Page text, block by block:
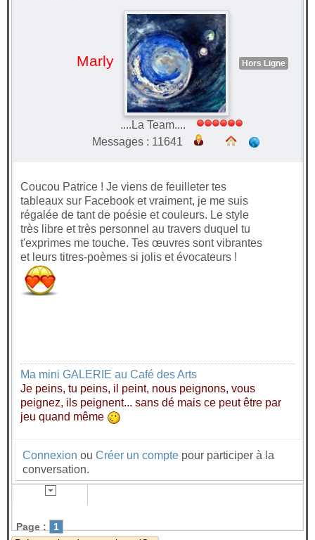
Marly Hors Ligne
....La Team....
Messages : 11641
Coucou Patrice ! Je viens de feuilleter tes
tableaux sur Facebook et vraiment, je me suis
régalée de tant de poésie et couleurs. Le style
très libre et très personnel au travers duquel tu
t'exprimes me touche. Tes œuvres sont vibrantes
et leurs titres-poèmes si jolis et évocateurs !
Ma mini GALERIE au Café des Arts
Je peins, tu peins, il peint, nous peignons, vous
peignez, ils peignent... sans dé mais ce peut être par
jeu quand même
Connexion ou Créer un compte pour participer à la
conversation.
Page : 1